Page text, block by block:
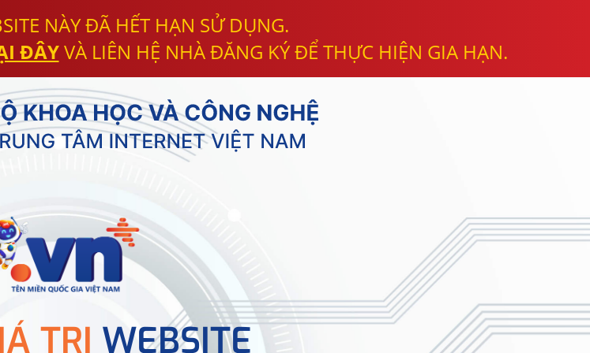
NÀY ĐÃ HẾT HẠN SỬ DỤNG.
ĐÂYVÀ LIÊN HỆ NHÀ ĐĂNG KÝ ĐỂ THỰC HIỆN GIA HẠN.
TRỊ WEBSITE